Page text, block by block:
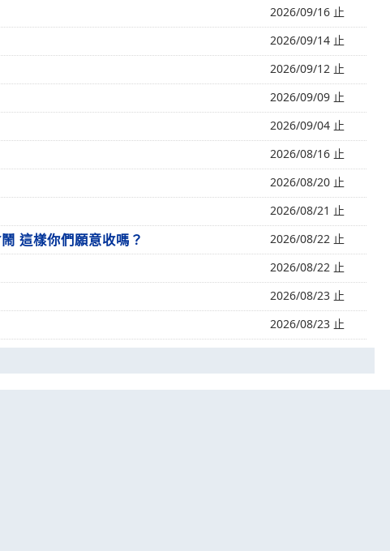
2026/09/16 止
2026/09/14 止
2026/09/12 止
2026/09/09 止
2026/09/04 止
2026/08/16 止
2026/08/20 止
2026/08/21 止
這樣你們願意收嗎？ 2026/08/22 止
2026/08/22 止
2026/08/23 止
2026/08/23 止